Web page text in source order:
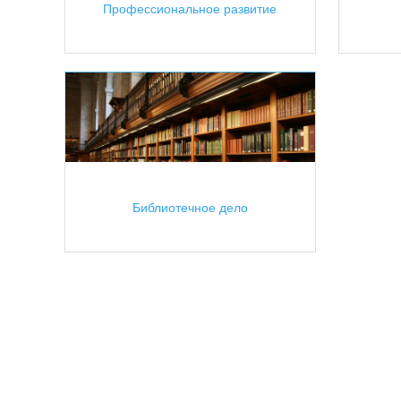
Профессиональное развитие
Библиотечное дело